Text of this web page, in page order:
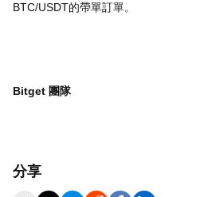
BTC/USDT的帶單訂單。
Bitget 團隊
分享